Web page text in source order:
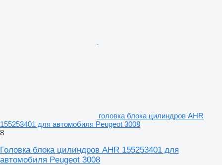
головка блока цилиндров AHR
155253401 для автомобиля Peugeot 3008
8
Головка блока цилиндров AHR 155253401 для
автомобиля Peugeot 3008